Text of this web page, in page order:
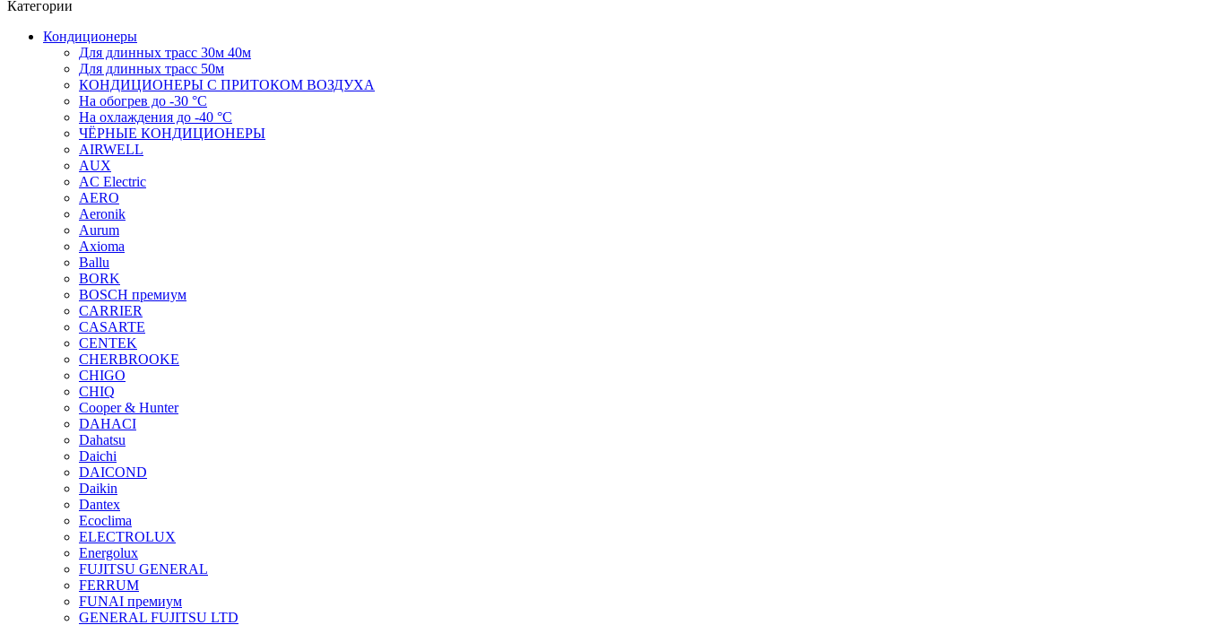
Категории
Кондиционеры
Для длинных трасс 30м 40м
Для длинных трасс 50м
КОНДИЦИОНЕРЫ С ПРИТОКОМ ВОЗДУХА
На обогрев до -30 °С
На охлаждения до -40 °С
ЧЁРНЫЕ КОНДИЦИОНЕРЫ
AIRWELL
AUX
AC Electric
AERO
Aeronik
Aurum
Axioma
Ballu
BORK
BOSCH премиум
CARRIER
CASARTE
CENTEK
CHERBROOKE
CHIGO
CHIQ
Cooper & Hunter
DAHACI
Dahatsu
Daichi
DAICOND
Daikin
Dantex
Ecoclima
ELECTROLUX
Energolux
FUJITSU GENERAL
FERRUM
FUNAI премиум
GENERAL FUJITSU LTD